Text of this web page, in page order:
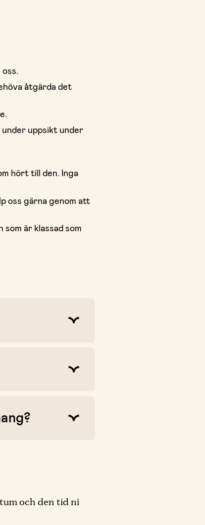
åtgärda det
uppsikt under
hört till den. Inga
oss gärna genom att
är klassad som
och den tid ni